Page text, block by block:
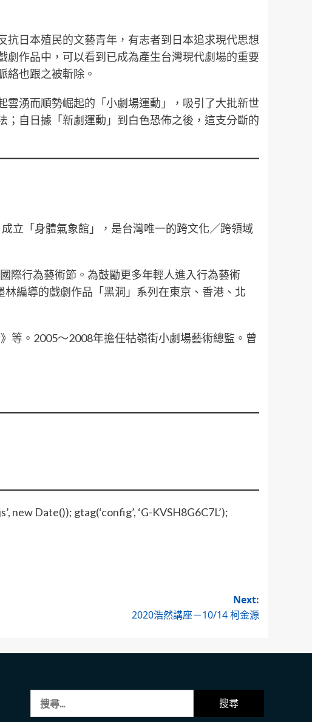
日本殖民的文藝青年，有志者到日本追求現代思想
作品中，可以看到已成為產生台灣現代劇場的重要
絡也跟之被斬除。
湧而順勢崛起的「小劇場運動」，吸引了大批新世
自日據「新劇運動」到白色恐佈之後，這支分斷的
立「身體氣象館」，是台灣唯一的跨文化／跨領域
際行為藝術節。為鼓勵更多年輕人進入行為藝術
編導的戲劇作品「黑洞」系列在東京、香港、北
等。2005～2008年擔任牯嶺街小劇場藝術總監。曾
Date()); gtag(‘config’, ‘G-KVSH8G6C7L’);
Next:
2020浩然講座－10/14 柯金源